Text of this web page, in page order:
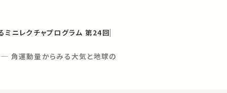
ミニレクチャプログラム 第24回
角運動量からみる大気と地球の